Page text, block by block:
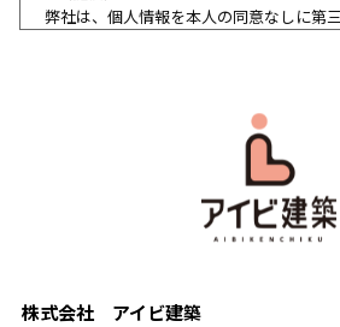
弊社は、個人情報を本人の同意なしに第
・人の生命、身体または財産の保護のた
あって、本人の同意を得ることが困難であ
・公衆衛生の向上または児童の健全な育
必要がある場合であって、本人の同意を
・国の機関もしくは地方公共団体または
支障を及ぼすおそれがあるとき
株式会社 アイビ建築